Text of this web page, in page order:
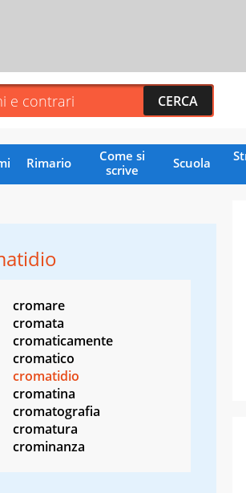
Rimario
Come si
scrive
Scuola
cromare
cromata
cromaticamente
cromatico
cromatidio
cromatina
cromatografia
cromatura
crominanza